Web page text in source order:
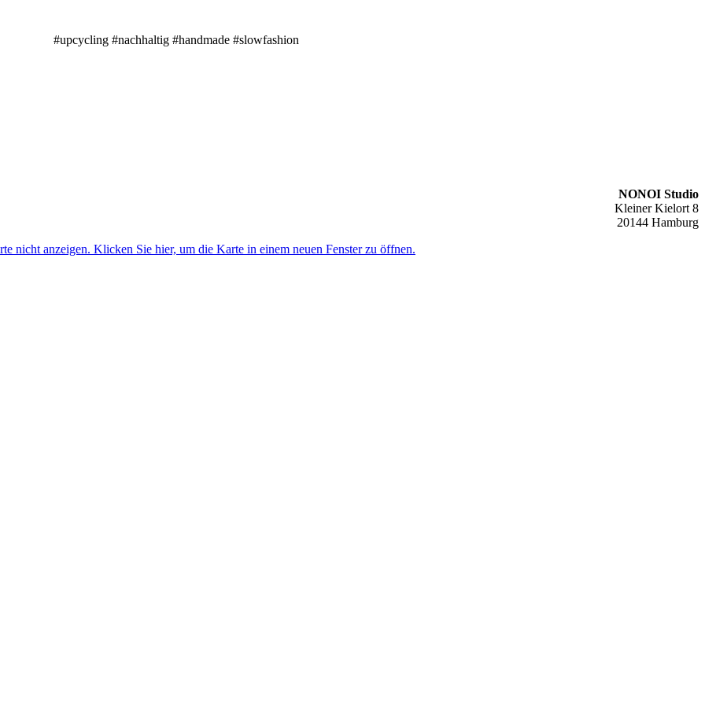
#upcycling #nachhaltig #handmade #slowfashion
NONOI Studio
Kleiner Kielort 8
20144 Hamburg
nicht anzeigen. Klicken Sie hier, um die Karte in einem neuen Fenster zu öffnen.